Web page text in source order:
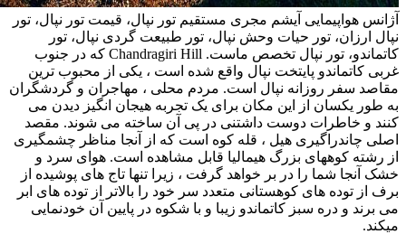
آژانس هواپیمایی آیشم مجری مستقیم تور نپال، قیمت تور نپال، تور
نپال ارزان، تور حیات وحش نپال، تور طبیعت گردی نپال، تور
کاتماندو، تور نپال تخصص ماست. Chandragiri Hill که در جنوب
غربی کاتماندو پایتخت نپال واقع شده است ، یکی از محبوب ترین
مقاصد سفر روزانه نپال است. مردم محلی ، مهاجران و گردشگران
به طور یکسان از این مکان برای یک تجربه هیجان انگیز دیدن می
کنند و خاطرات دوست داشتنی در پی آن ساخته می شوند. مقصد
اصلی چاندراگیری هیل ، قله کوه است که از آنجا مناظر چشمگیری
از رشته کوههای بزرگ هیمالیا قابل مشاهده است. هوای سرد و
خشک آنجا شما را در بر خواهد گرفت ، زیرا تنها تاج های پوشیده از
برف از توده های کوهستانی متعدد سر خود را بالاتر از توده های ابر
می برند و دره سبز کاتماندو زیبا و با شکوه در پایین آن خودنمایی
میکند.